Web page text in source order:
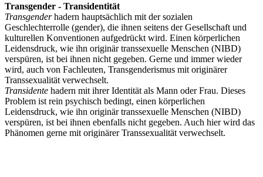
Transgender - Transidentität
Transgenderhadern hauptsächlich mit der sozialen
Geschlechterrolle (gender), die ihnen seitens der Gesellschaft und
kulturellen Konventionen aufgedrückt wird. Einen körperlichen
Leidensdruck, wie ihn originär transsexuelle Menschen (NIBD)
verspüren, ist bei ihnen nicht gegeben. Gerne und immer wieder
wird, auch von Fachleuten, Transgenderismus mit originärer
Transsexualität verwechselt.
Transidente hadern mit ihrer Identität als Mann oder Frau. Dieses
Problem ist rein psychisch bedingt, einen körperlichen
Leidensdruck, wie ihn originär transsexuelle Menschen (NIBD)
verspüren, ist bei ihnen ebenfalls nicht gegeben. Auch hier wird das
Phänomen gerne mit originärer Transsexualität verwechselt.